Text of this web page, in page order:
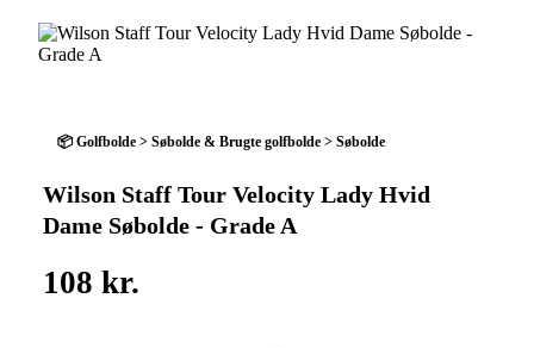
📦 Golfbolde > Søbolde & Brugte golfbolde > Søbolde
Wilson Staff Tour Velocity Lady Hvid
Dame Søbolde - Grade A
108 kr.